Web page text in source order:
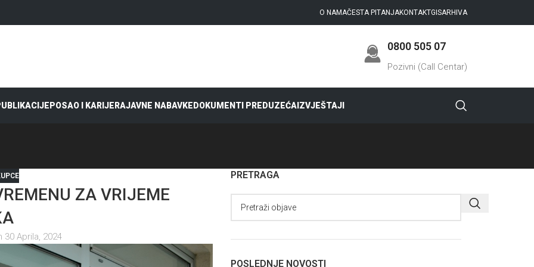
O NAMAČESTA PITANJAKONTAKTGISARHIVA
0800 505 07
Pozivni (Call Centar)
POSAO I KARIJERAJAVNE NABAVKEDOKUMENTI PREDUZEĆAIZVJEŠTAJI
ZA VRIJEME
30 Aprila, 2024
PRETRAGA
POSLEDNJE NOVOSTI